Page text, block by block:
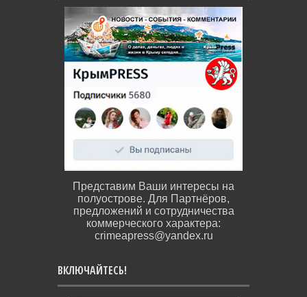
Представим Ваши интересы на
полуострове. Для Партнёров,
предложений и сотрудничества
коммерческого характера:
crimeapress@yandex.ru
ВКЛЮЧАЙТЕСЬ!